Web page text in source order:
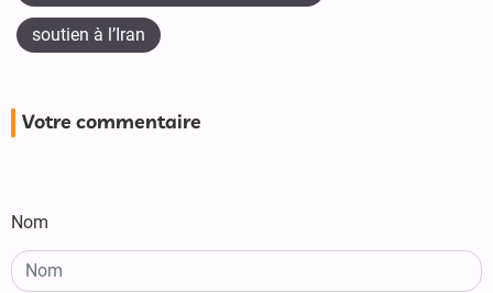
soutien à l’Iran
Votre commentaire
Nom